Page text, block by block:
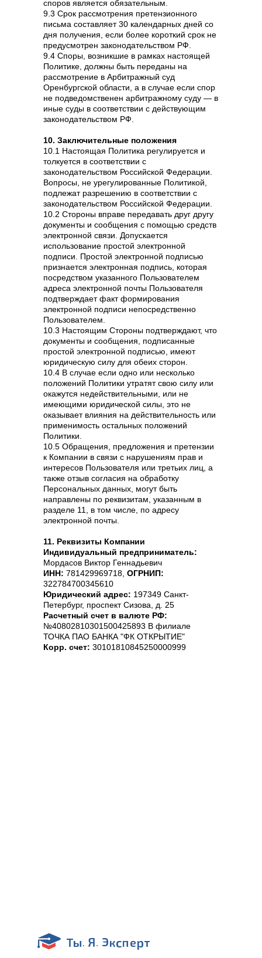
споров является обязательным.
9.3 Срок рассмотрения претензионного
письма составляет 30 календарных дней со
дня получения, если более короткий срок не
предусмотрен законодательством РФ.
9.4 Споры, возникшие в рамках настоящей
Политике, должны быть переданы на
рассмотрение в Арбитражный суд
Оренбургской области, а в случае если спор
не подведомственен арбитражному суду — в
иные суды в соответствии с действующим
законодательством РФ.
10. Заключительные положения
10.1 Настоящая Политика регулируется и
толкуется в соответствии с
законодательством Российской Федерации.
Вопросы, не урегулированные Политикой,
подлежат разрешению в соответствии с
законодательством Российской Федерации.
10.2 Стороны вправе передавать друг другу
документы и сообщения с помощью средств
электронной связи. Допускается
использование простой электронной
подписи. Простой электронной подписью
признается электронная подпись, которая
посредством указанного Пользователем
адреса электронной почты Пользователя
подтверждает факт формирования
электронной подписи непосредственно
Пользователем.
10.3 Настоящим Стороны подтверждают, что
документы и сообщения, подписанные
простой электронной подписью, имеют
юридическую силу для обеих сторон.
10.4 В случае если одно или несколько
положений Политики утратят свою силу или
окажутся недействительными, или не
имеющими юридической силы, это не
оказывает влияния на действительность или
применимость остальных положений
Политики.
10.5 Обращения, предложения и претензии
к Компании в связи с нарушениям прав и
интересов Пользователя или третьих лиц, а
также отзыв согласия на обработку
Персональных данных, могут быть
направлены по реквизитам, указанным в
разделе 11, в том числе, по адресу
электронной почты.
11. Реквизиты Компании
Индивидуальный предприниматель:
Мордасов Виктор Геннадьевич
ИНН: 781429969718, ОГРНИП:
322784700345610
Юридический адрес: 197349 Санкт-
Петербург, проспект Сизова, д. 25
Расчетный счет в валюте РФ:
№40802810301500425893 В филиале
ТОЧКА ПАО БАНКА "ФК ОТКРЫТИЕ"
Корр. счет: 30101810845250000999